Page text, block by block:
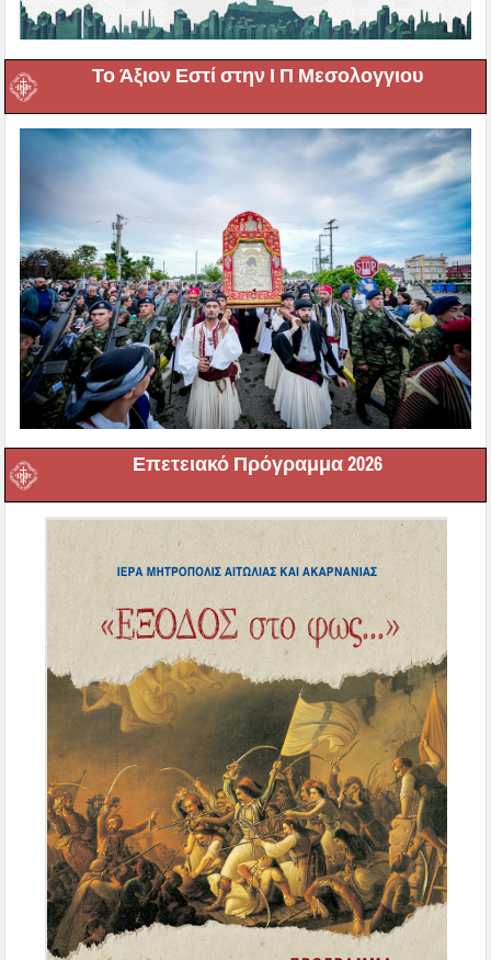
Το Άξιον Εστί στην Ι Π Μεσολογγιου
Επετειακό Πρόγραμμα 2026